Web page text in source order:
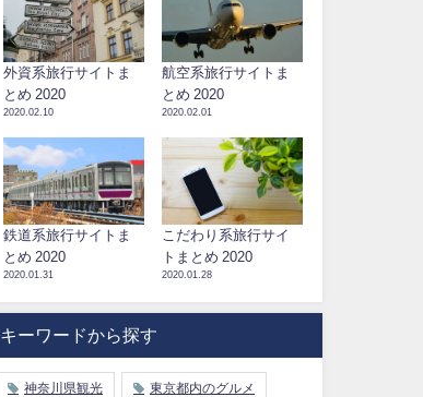
外資系旅行サイトま
とめ 2020
2020.02.10
航空系旅行サイトま
とめ 2020
2020.02.01
鉄道系旅行サイトま
とめ 2020
2020.01.31
こだわり系旅行サイ
トまとめ 2020
2020.01.28
キーワードから探す
神奈川県観光 東京都内のグルメ